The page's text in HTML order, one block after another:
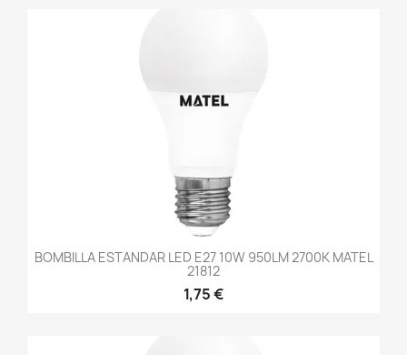
BOMBILLA ESTANDAR LED E27 10W 950LM 2700K MATEL
21812
1,75 €